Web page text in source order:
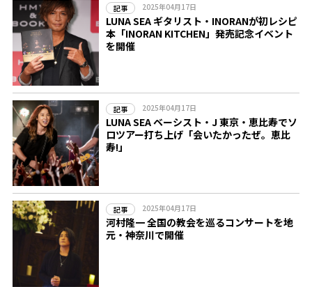
記事 2025年04月17日
LUNA SEA ギタリスト・INORANが初レシピ
本「INORAN KITCHEN」発売記念イベント
を開催
記事 2025年04月17日
LUNA SEA ベーシスト・J 東京・恵比寿でソ
ロツアー打ち上げ「会いたかったぜ。恵比
寿!」
記事 2025年04月17日
河村隆一 全国の教会を巡るコンサートを地
元・神奈川で開催